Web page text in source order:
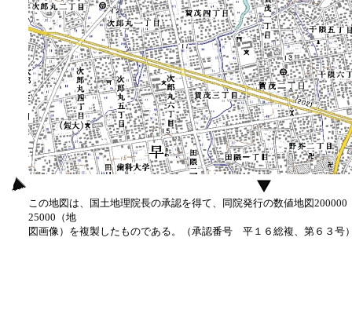
この地図は、国土地理院長の承認を得て、同院発行の数値地図
25000（地
図画像）を複製したものである。（承認番号 平１６総複、第６３号